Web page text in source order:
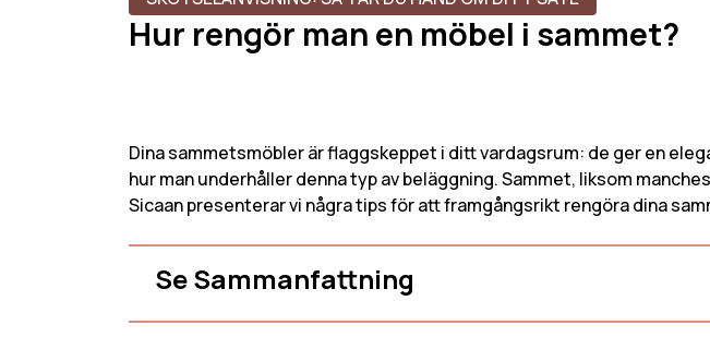
Behöver Hjälp
Antal platser
3-Sits Soffa
2-Sits Soffa
Stilar
Vintage
Hur rengör man en möbel i sammet?
Dina sammetsmöbler är flaggskeppet i ditt vardagsrum: de ger en
hur man underhåller denna typ av beläggning. Sammet, liksom
Sicaan presenterar vi några tips för att framgångsrikt rengöra dina
Se Sammanfattning